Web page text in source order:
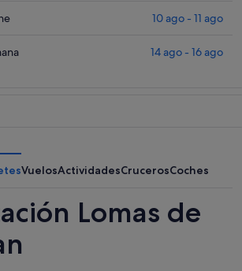
10 ago - 11 ago
14 ago - 16 ago
VuelosActividadesCrucerosCoches
Lomas de